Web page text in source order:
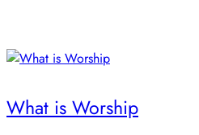
What is Worship